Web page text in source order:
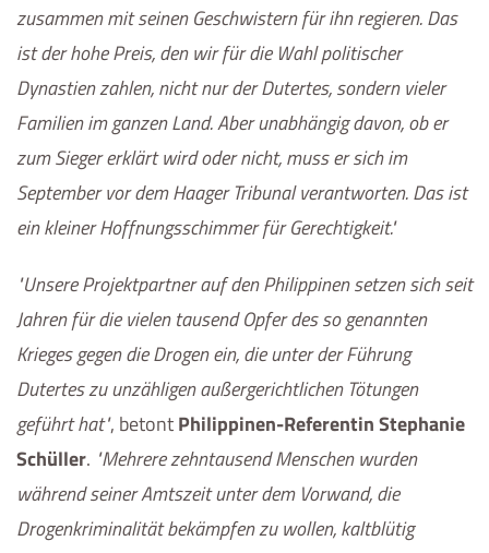
zusammen mit seinen Geschwistern für ihn regieren. Das
ist der hohe Preis, den wir für die Wahl politischer
Dynastien zahlen, nicht nur der Dutertes, sondern vieler
Familien im ganzen Land. Aber unabhängig davon, ob er
zum Sieger erklärt wird oder nicht, muss er sich im
September vor dem Haager Tribunal verantworten. Das ist
ein kleiner Hoffnungsschimmer für Gerechtigkeit.
Unsere Projektpartner auf den Philippinen setzen sich seit
Jahren für die vielen tausend Opfer des so genannten
Krieges gegen die Drogen ein, die unter der Führung
Dutertes zu unzähligen außergerichtlichen Tötungen
geführt hat , betontPhilippinen-Referentin Stephanie
Schüller. Mehrere zehntausend Menschen wurden
während seiner Amtszeit unter dem Vorwand, die
Drogenkriminalität bekämpfen zu wollen, kaltblütig